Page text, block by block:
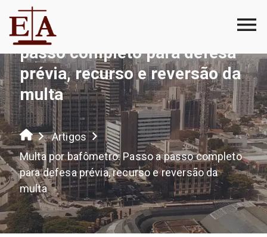
Multa por bafômetro: Passo a
passo completo para defesa
prévia, recurso e reversão da
multa
Artigos
Multa por bafômetro: Passo a passo completo
para defesa prévia, recurso e reversão da
multa